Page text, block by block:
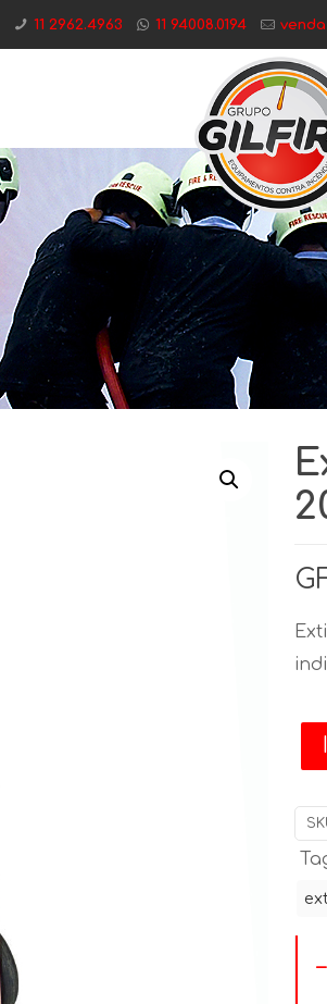
11 2962.4963 11 94008.0194